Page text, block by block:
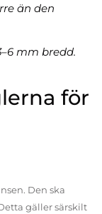
än den
mm bredd.
för
Den ska
gäller särskilt